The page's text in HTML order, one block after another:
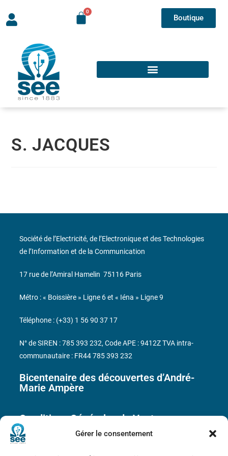
Gérer le consentement
Boutique
S. JACQUES
Bicentenaire des découvertes d’André-
Marie Ampère
Conditions Générales de Vente
Société de l’Electricité, de l’Electronique et des Technologies
de l’Information et de la Communication
17 rue de l’Amiral Hamelin 75116 Paris
Métro : « Boissière » Ligne 6 et « Iéna » Ligne 9
Téléphone : (+33) 1 56 90 37 17
N° de SIREN : 785 393 232, Code APE : 9412Z TVA intra-
communautaire : FR44 785 393 232